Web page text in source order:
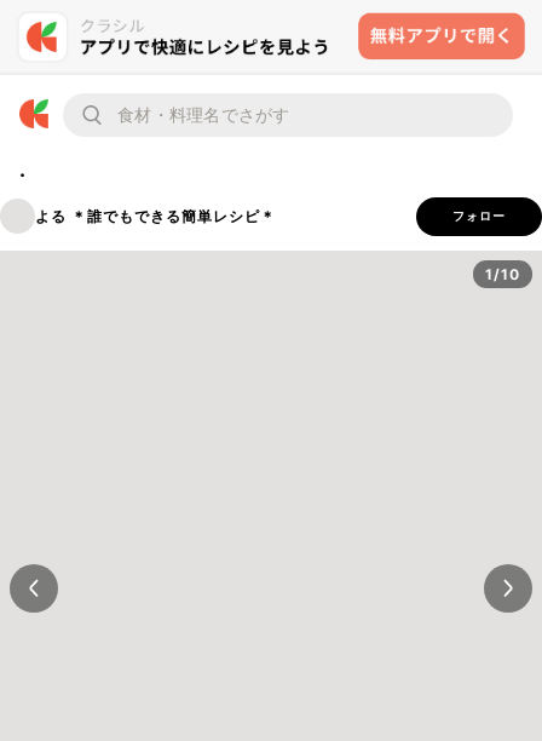
.
よる ＊誰でもできる簡単レシピ＊ フォロー
1/10